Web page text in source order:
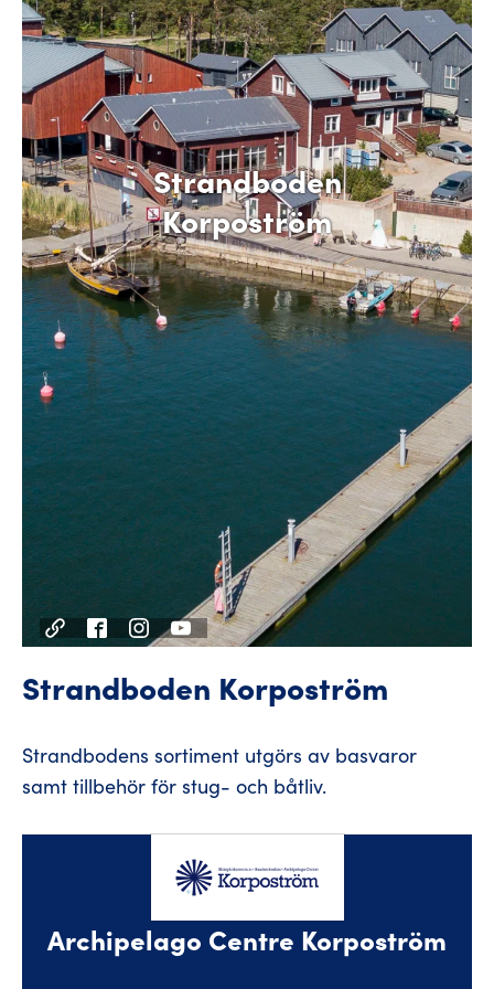
Strandboden
Korpoström
Strandboden Korpoström
Strandbodens sortiment utgörs av basvaror
samt tillbehör för stug- och båtliv.
Archipelago Centre Korpoström